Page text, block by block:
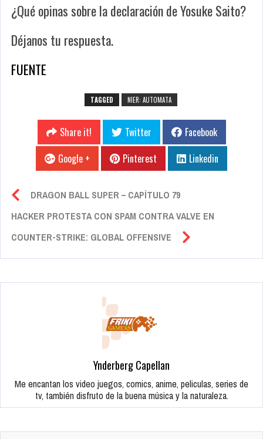
¿Qué opinas sobre la declaración de Yosuke Saito?
Déjanos tu respuesta.
FUENTE
TAGGED NIER: AUTOMATA
Share it! Twitter
Facebook
Google +
Pinterest Linkedin
DRAGON BALL SUPER – CAPÍTULO 79
HACKER PROTESTA CON SPAM CONTRA VALVE EN
COUNTER-STRIKE: GLOBAL OFFENSIVE
Ynderberg Capellan
Me encantan los video juegos, comics, anime, peliculas, series de
tv, también disfruto de la buena música y la naturaleza.